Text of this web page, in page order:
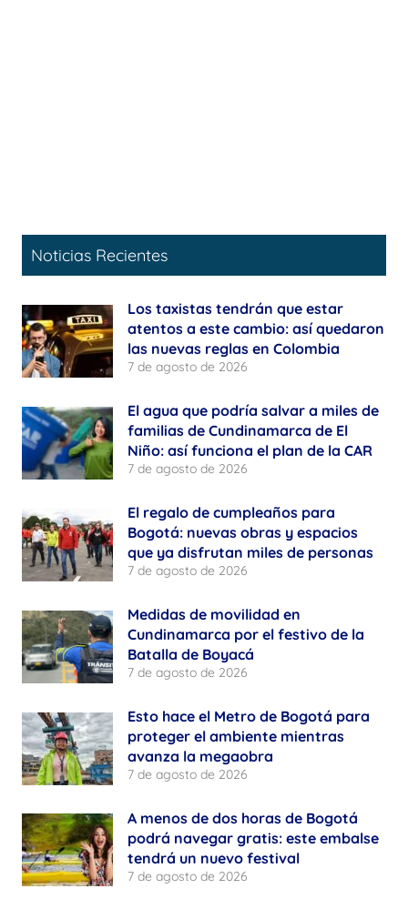
Noticias Recientes
Los taxistas tendrán que estar
atentos a este cambio: así quedaron
las nuevas reglas en Colombia
7 de agosto de 2026
El agua que podría salvar a miles de
familias de Cundinamarca de El
Niño: así funciona el plan de la CAR
7 de agosto de 2026
El regalo de cumpleaños para
Bogotá: nuevas obras y espacios
que ya disfrutan miles de personas
7 de agosto de 2026
Medidas de movilidad en
Cundinamarca por el festivo de la
Batalla de Boyacá
7 de agosto de 2026
Esto hace el Metro de Bogotá para
proteger el ambiente mientras
avanza la megaobra
7 de agosto de 2026
A menos de dos horas de Bogotá
podrá navegar gratis: este embalse
tendrá un nuevo festival
7 de agosto de 2026